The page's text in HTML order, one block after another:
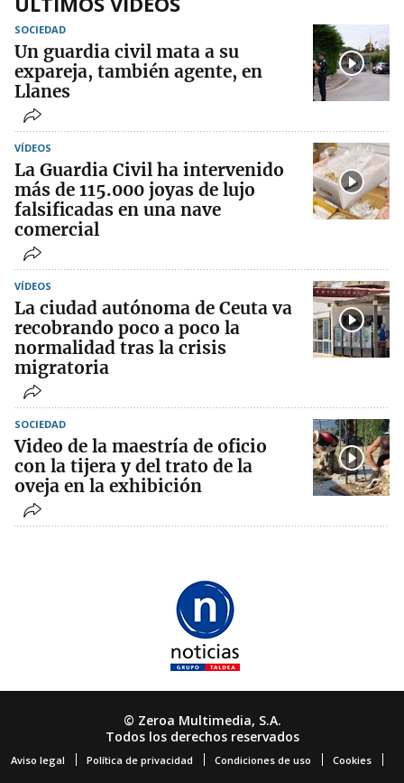
SOCIEDAD
Un guardia civil mata a su
expareja, también agente, en
Llanes
VÍDEOS
La Guardia Civil ha intervenido
más de 115.000 joyas de lujo
falsificadas en una nave
comercial
VÍDEOS
La ciudad autónoma de Ceuta va
recobrando poco a poco la
normalidad tras la crisis
migratoria
SOCIEDAD
Video de la maestría de oficio
con la tijera y del trato de la
oveja en la exhibición
© Zeroa Multimedia, S.A.
Todos los derechos reservados
Aviso legal Política de privacidad Condiciones de uso Cookies